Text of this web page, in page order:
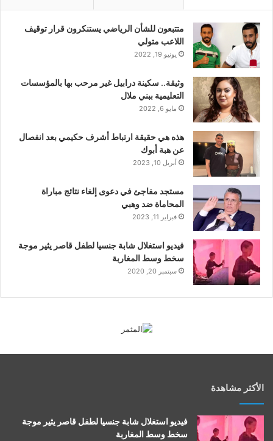
متتبعون للشأن الرياضي يستنكرون قرار توقيف
اللاعب متولي
يونيو 19, 2022
وثيقة.. سكينة درابيل غير مرحب بها بالمؤسسات
التعليمية ببني ملال
مايو 6, 2022
هذه هي حقيقة ارتباط أشرف حكيمي بعد انفصال
عن هبة أبوك
أبريل 10, 2023
مستجد مفاجئ في دعوى إلغاء نتائج مباراة
المحاماة ضد وهبي
فبراير 11, 2023
فيديو استغلال شابة جنسيا لطفل قاصر يثير موجة
سخط وسط المغاربة
سبتمبر 20, 2020
الأكثر مشاهدة
فيديو استغلال شابة جنسيا لطفل قاصر يثير موجة
سخط وسط المغاربة